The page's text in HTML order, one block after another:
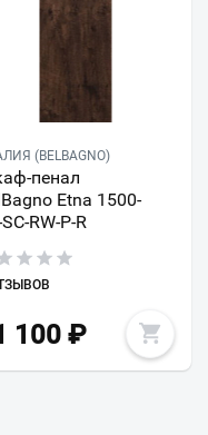
(BELBAGNO)
пенал
Etna 1500-
RW-P-R
100₽